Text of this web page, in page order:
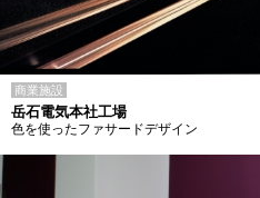
商業施設
岳石電気本社工場
色を使ったファサードデザイン